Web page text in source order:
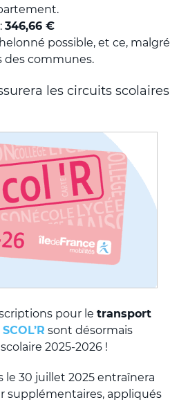
346,66 €
possible, et ce, malgré
des communes.
les circuits scolaires
pour letransport
sont désormais
2025-2026 !
le 30 juillet 2025 entraînera
supplémentaires, appliqués